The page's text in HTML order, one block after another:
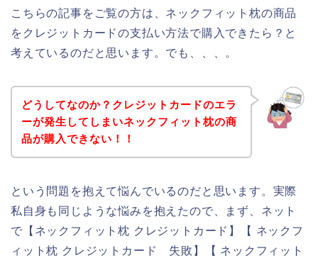
こちらの記事をご覧の方は、ネックフィット枕の商品
をクレジットカードの支払い方法で購入できたら？と
考えているのだと思います。でも、、、。
どうしてなのか？クレジットカードのエラ
ーが発生してしまいネックフィット枕の商
品が購入できない！！
という問題を抱えて悩んでいるのだと思います。実際
私自身も同じような悩みを抱えたので、まず、ネット
で【ネックフィット枕 クレジットカード】【 ネックフ
ィット枕 クレジットカード 失敗】【 ネックフィット